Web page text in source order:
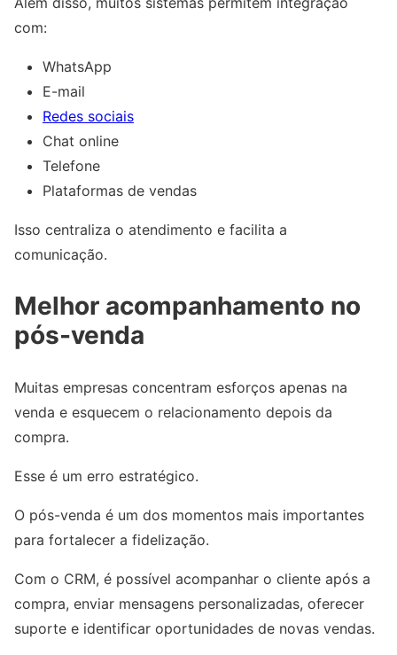
com:
WhatsApp
E-mail
Redes sociais
Chat online
Telefone
Plataformas de vendas
Isso centraliza o atendimento e facilita a
comunicação.
Melhor acompanhamento no
pós-venda
Muitas empresas concentram esforços apenas na
venda e esquecem o relacionamento depois da
compra.
Esse é um erro estratégico.
O pós-venda é um dos momentos mais importantes
para fortalecer a fidelização.
Com o CRM, é possível acompanhar o cliente após a
compra, enviar mensagens personalizadas, oferecer
suporte e identificar oportunidades de novas vendas.